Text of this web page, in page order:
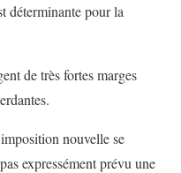
déterminante pour la
de très fortes marges
nouvelle se
expressément prévu une